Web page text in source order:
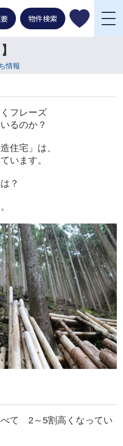
物件検索
情報
フレーズ
るのか？
住宅」は、
います。
？
て 2～5割高くなってい